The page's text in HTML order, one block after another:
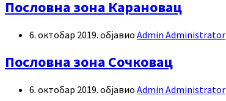
Пословна зона Карановац
6. октобар 2019. објавио Admin Administrator
Пословна зона Сочковац
6. октобар 2019. објавио Admin Administrator